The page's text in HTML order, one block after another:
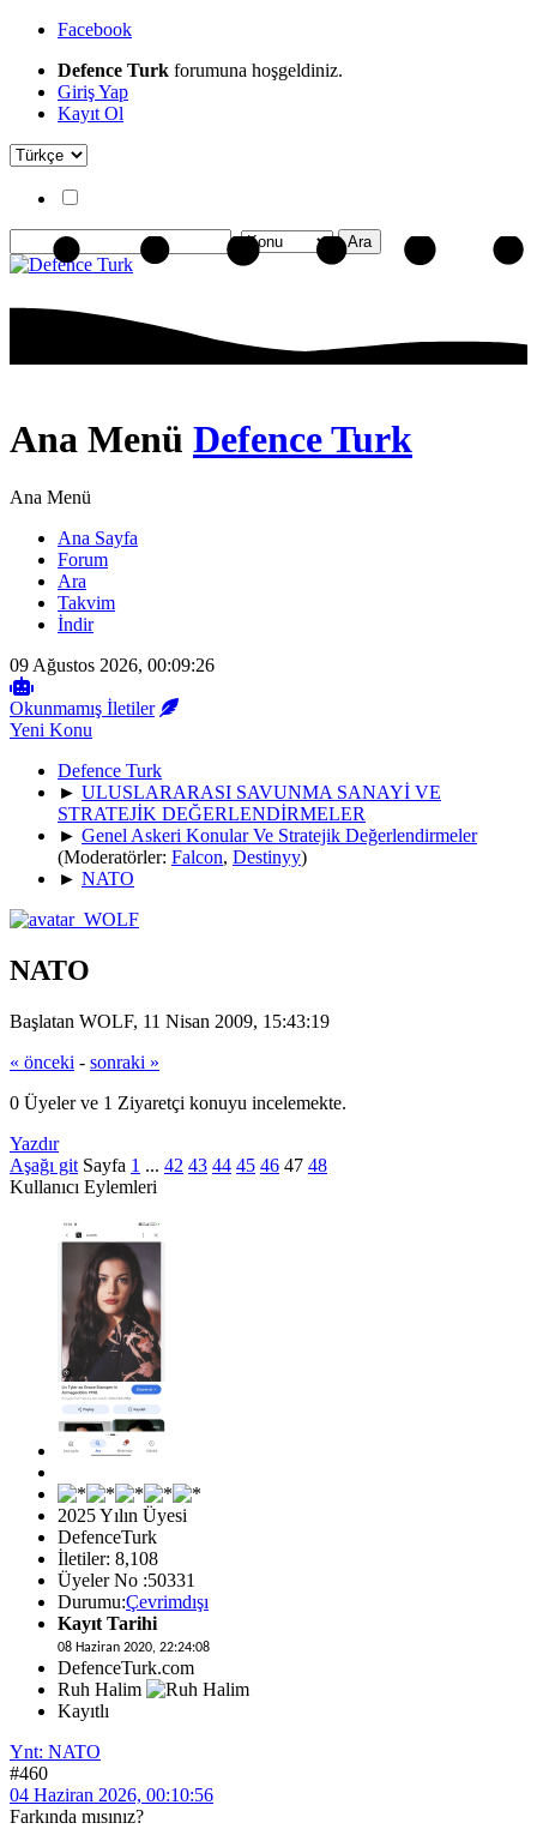
Facebook
Defence Turk forumuna hoşgeldiniz.
Giriş Yap
Kayıt Ol
Ana Menü Defence Turk
Ana Menü
Ana Sayfa
Forum
Ara
Takvim
İndir
09 Ağustos 2026, 00:09:26
Okunmamış İletiler
Yeni Konu
Defence Turk
► ULUSLARARASI SAVUNMA SANAYİ VE
STRATEJİK DEĞERLENDİRMELER
► Genel Askeri Konular Ve Stratejik Değerlendirmeler
(Moderatörler: Falcon, Destinyy)
► NATO
NATO
Başlatan WOLF, 11 Nisan 2009, 15:43:19
« önceki - sonraki »
0 Üyeler ve 1 Ziyaretçi konuyu incelemekte.
Yazdır
Aşağı git Sayfa 1 ... 42 43 44 45 46 47 48
Kullanıcı Eylemleri
2025 Yılın Üyesi
DefenceTurk
İletiler: 8,108
Üyeler No :50331
Durumu:Çevrimdışı
Kayıt Tarihi
08 Haziran 2020, 22:24:08
DefenceTurk.com
Ruh Halim
Kayıtlı
Ynt: NATO
#460
04 Haziran 2026, 00:10:56
Farkında mısınız?